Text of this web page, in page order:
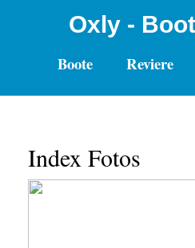
Oxly -
Boote Reviere
Index Fotos